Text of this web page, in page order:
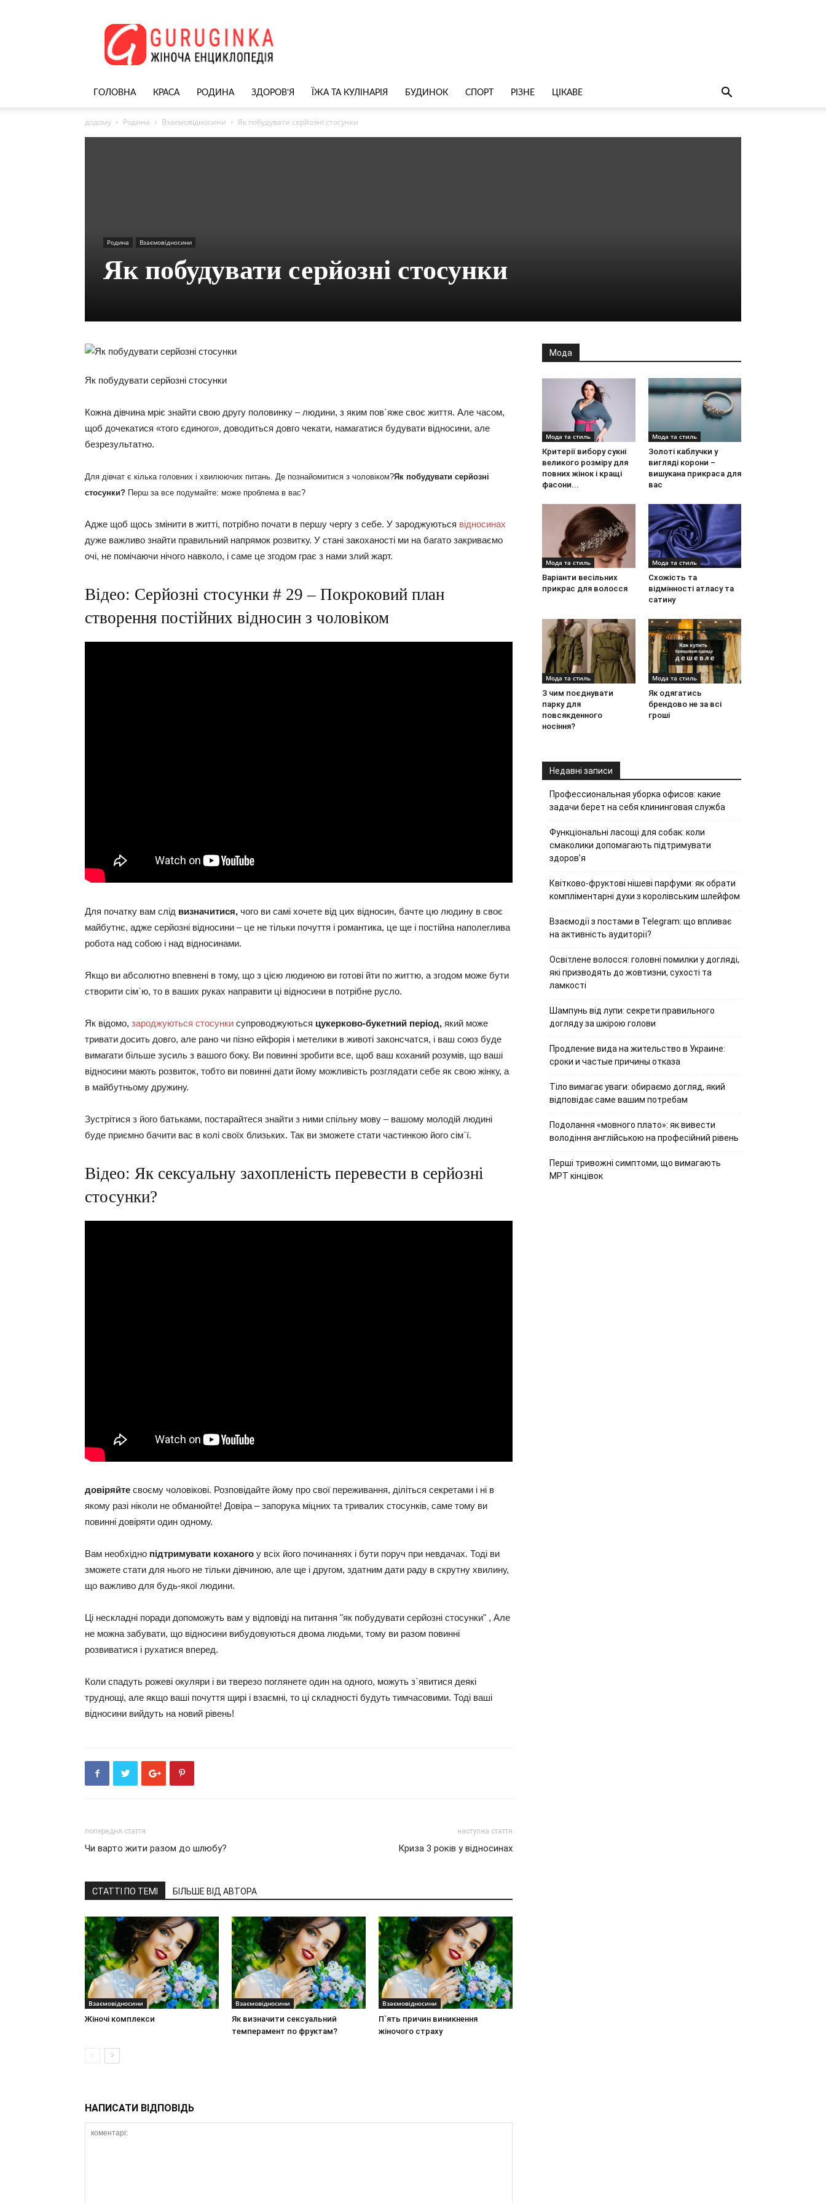
Жіночий
сайт
nekrasivyh.net
ГОЛОВНА КРАСА РОДИНА ЗДОРОВ’Я ЇЖА ТА КУЛІНАРІЯ БУДИНОК СПОРТ РІЗНЕ ЦІКАВЕ
додому Родина Взаємовідносини Як побудувати серйозні стосунки
Родина Взаємовідносини
Як побудувати серйозні стосунки
Як побудувати серйозні стосунки
Кожна дівчина мріє знайти свою другу половинку – людини, з яким пов`яже своє життя. Але часом,
щоб дочекатися «того єдиного», доводиться довго чекати, намагатися будувати відносини, але
безрезультатно.
Для дівчат є кілька головних і хвилюючих питань. Де познайомитися з чоловіком?Як побудувати серйозні
стосунки? Перш за все подумайте: може проблема в вас?
Адже щоб щось змінити в житті, потрібно почати в першу чергу з себе. У зароджуються відносинах
дуже важливо знайти правильний напрямок розвитку. У стані закоханості ми на багато закриваємо
очі, не помічаючи нічого навколо, і саме це згодом грає з нами злий жарт.
Відео: Серйозні стосунки # 29 – Покроковий план
створення постійних відносин з чоловіком
Для початку вам слід визначитися, чого ви самі хочете від цих відносин, бачте цю людину в своє
майбутнє, адже серйозні відносини – це не тільки почуття і романтика, це ще і постійна наполеглива
робота над собою і над відносинами.
Якщо ви абсолютно впевнені в тому, що з цією людиною ви готові йти по життю, а згодом може бути
створити сім`ю, то в ваших руках направити ці відносини в потрібне русло.
Як відомо, зароджуються стосунки супроводжуються цукерково-букетний період, який може
тривати досить довго, але рано чи пізно ейфорія і метелики в животі законсчатся, і ваш союз буде
вимагати більше зусиль з вашого боку. Ви повинні зробити все, щоб ваш коханий розумів, що ваші
відносини мають розвиток, тобто ви повинні дати йому можливість розглядати себе як свою жінку, а
в майбутньому дружину.
Зустрітися з його батьками, постарайтеся знайти з ними спільну мову – вашому молодій людині
буде приємно бачити вас в колі своїх близьких. Так ви зможете стати частинкою його сім`ї.
Відео: Як сексуальну захопленість перевести в серйозні
стосунки?
довіряйте своєму чоловікові. Розповідайте йому про свої переживання, діліться секретами і ні в
якому разі ніколи не обманюйте! Довіра – запорука міцних та тривалих стосунків, саме тому ви
повинні довіряти один одному.
Вам необхідно підтримувати коханого у всіх його починаннях і бути поруч при невдачах. Тоді ви
зможете стати для нього не тільки дівчиною, але ще і другом, здатним дати раду в скрутну хвилину,
що важливо для будь-якої людини.
Ці нескладні поради допоможуть вам у відповіді на питання "як побудувати серйозні стосунки" , Але
не можна забувати, що відносини вибудовуються двома людьми, тому ви разом повинні
розвиватися і рухатися вперед.
Коли спадуть рожеві окуляри і ви тверезо поглянете один на одного, можуть з`явитися деякі
труднощі, але якщо ваші почуття щирі і взаємні, то ці складності будуть тимчасовими. Тоді ваші
відносини вийдуть на новий рівень!
попередня стаття
Чи варто жити разом до шлюбу?
наступна стаття
Криза 3 років у відносинах
СТАТТІ ПО ТЕМІ БІЛЬШЕ ВІД АВТОРА
Взаємовідносини
Жіночі комплекси
Взаємовідносини
Як визначити сексуальний
темперамент по фруктам?
Взаємовідносини
П`ять причин виникнення
жіночого страху
НАПИСАТИ ВІДПОВІДЬ
Мода
Мода та стиль
Критерії вибору сукні
великого розміру для
повних жінок і кращі
фасони...
Мода та стиль
Золоті каблучки у
вигляді корони –
вишукана прикраса для
вас
Мода та стиль
Варіанти весільних
прикрас для волосся
Мода та стиль
Схожість та
відмінності атласу та
сатину
Мода та стиль
З чим поєднувати
парку для
повсякденного
носіння?
Мода та стиль
Як одягатись
брендово не за всі
гроші
Недавні записи
Профессиональная уборка офисов: какие
задачи берет на себя клининговая служба
Функціональні ласощі для собак: коли
смаколики допомагають підтримувати
здоров’я
Квітково-фруктові нішеві парфуми: як обрати
компліментарні духи з королівським шлейфом
Взаємодії з постами в Telegram: що впливає
на активність аудиторії?
Освітлене волосся: головні помилки у догляді,
які призводять до жовтизни, сухості та
ламкості
Шампунь від лупи: секрети правильного
догляду за шкірою голови
Продление вида на жительство в Украине:
сроки и частые причины отказа
Тіло вимагає уваги: обираємо догляд, який
відповідає саме вашим потребам
Подолання «мовного плато»: як вивести
володіння англійською на професійний рівень
Перші тривожні симптоми, що вимагають
МРТ кінцівок